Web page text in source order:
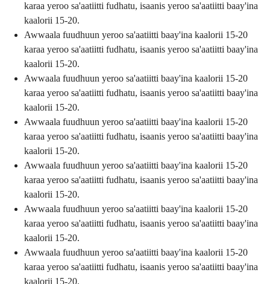
karaa yeroo sa'aatiitti fudhatu, isaanis yeroo sa'aatiitti baay'ina
kaalorii 15-20.
Awwaala fuudhuun yeroo sa'aatiitti baay'ina kaalorii 15-20
karaa yeroo sa'aatiitti fudhatu, isaanis yeroo sa'aatiitti baay'ina
kaalorii 15-20.
Awwaala fuudhuun yeroo sa'aatiitti baay'ina kaalorii 15-20
karaa yeroo sa'aatiitti fudhatu, isaanis yeroo sa'aatiitti baay'ina
kaalorii 15-20.
Awwaala fuudhuun yeroo sa'aatiitti baay'ina kaalorii 15-20
karaa yeroo sa'aatiitti fudhatu, isaanis yeroo sa'aatiitti baay'ina
kaalorii 15-20.
Awwaala fuudhuun yeroo sa'aatiitti baay'ina kaalorii 15-20
karaa yeroo sa'aatiitti fudhatu, isaanis yeroo sa'aatiitti baay'ina
kaalorii 15-20.
Awwaala fuudhuun yeroo sa'aatiitti baay'ina kaalorii 15-20
karaa yeroo sa'aatiitti fudhatu, isaanis yeroo sa'aatiitti baay'ina
kaalorii 15-20.
Awwaala fuudhuun yeroo sa'aatiitti baay'ina kaalorii 15-20
karaa yeroo sa'aatiitti fudhatu, isaanis yeroo sa'aatiitti baay'ina
kaalorii 15-20.